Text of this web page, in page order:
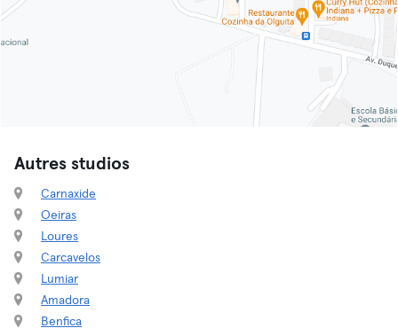
Autres studios
Carnaxide
Oeiras
Loures
Carcavelos
Lumiar
Amadora
Benfica